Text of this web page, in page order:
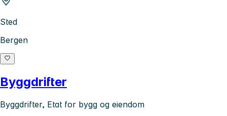
Sted
Bergen
Byggdrifter
Byggdrifter, Etat for bygg og eiendom